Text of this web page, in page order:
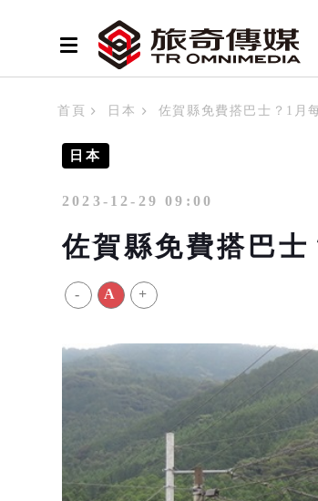
首頁 日本 佐賀縣免費搭巴士？1月
日本
2023-12-29 09:00
佐賀縣免費搭巴士
- A +